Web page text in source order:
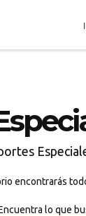
encontrarás
lo que